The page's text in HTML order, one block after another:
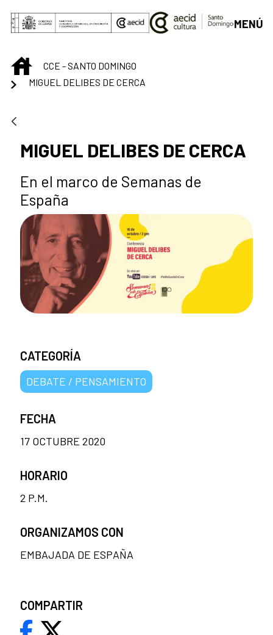
Saltar al contenido principal
MENÚ
INICIOCCE - SANTO DOMINGO
MIGUEL DELIBES DE CERCA
MIGUEL DELIBES DE CERCA
En el marco de Semanas de
España
CATEGORÍA
DEBATE / PENSAMIENTO
FECHA
17 OCTUBRE 2020
HORARIO
2 P.M.
ORGANIZAMOS CON
EMBAJADA DE ESPAÑA
COMPARTIR